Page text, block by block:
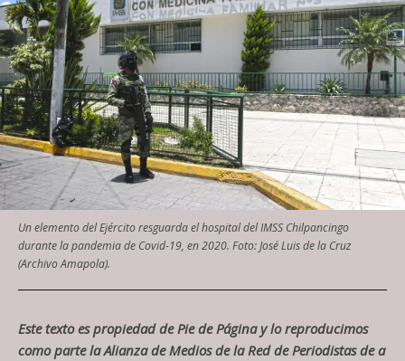
Un elemento del Ejército resguarda el hospital del IMSS Chilpancingo
durante la pandemia de Covid-19, en 2020. Foto: José Luis de la Cruz
(Archivo Amapola).
Este texto es propiedad de Pie de Página y lo reproducimos
como parte la Alianza de Medios de la Red de Periodistas de a